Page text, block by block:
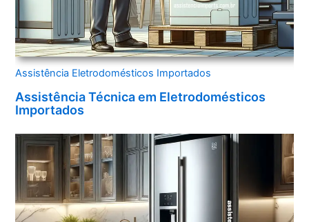
Assistência Eletrodomésticos Importados
Assistência Técnica em Eletrodomésticos
Importados